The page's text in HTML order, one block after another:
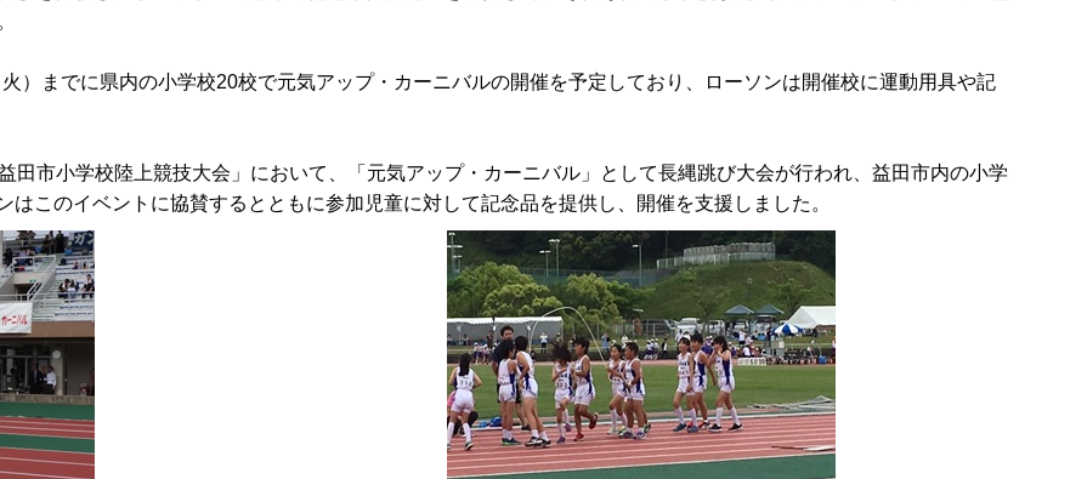
）までに県内の小学校20校で元気アップ・カーニバルの開催を予定しており、ローソンは開催校に運動用具や記
田市小学校陸上競技大会」において、「元気アップ・カーニバル」として長縄跳び大会が行われ、益田市内の小学
このイベントに協賛するとともに参加児童に対して記念品を提供し、開催を支援しました。